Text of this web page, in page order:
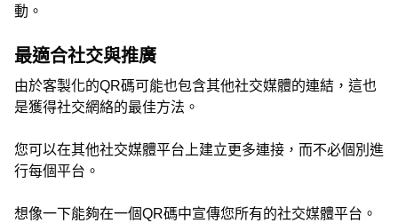
動。
最適合社交與推廣
由於客製化的QR碼可能也包含其他社交媒體的連結，這也
是獲得社交網絡的最佳方法。
您可以在其他社交媒體平台上建立更多連接，而不必個別進
行每個平台。
想像一下能夠在一個QR碼中宣傳您所有的社交媒體平台。